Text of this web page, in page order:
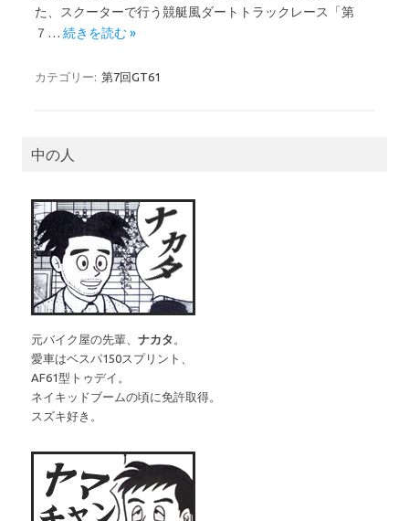
た、スクーターで行う競艇風ダートトラックレース「第
７… 続きを読む »
カテゴリー: 第7回GT61
中の人
元バイク屋の先輩、 ナカタ 。
愛車はベスパ150スプリント、
AF61型トゥデイ。
ネイキッドブームの頃に免許取得。
スズキ好き。